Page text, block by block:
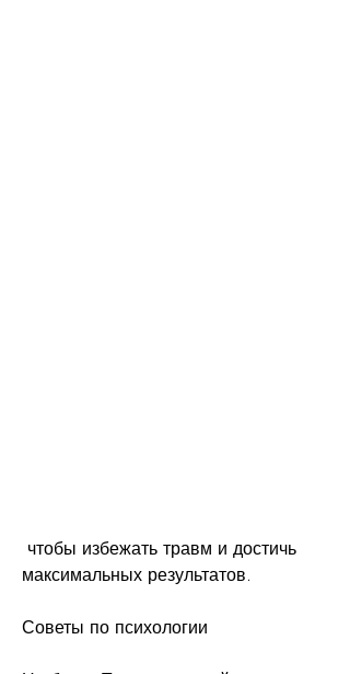
максимальных результатов.
Советы по психологии